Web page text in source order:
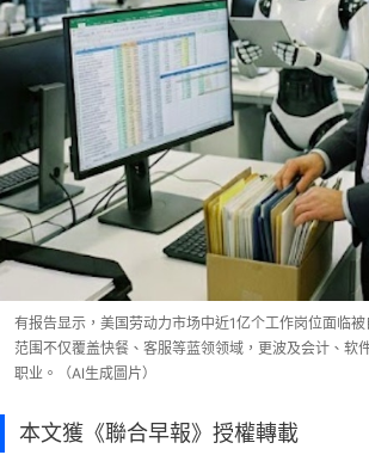
有报告显示，美国劳动力市场中近1亿个工作岗位面临
范围不仅覆盖快餐、客服等蓝领领域，更波及会计、软
职业。（AI生成圖片）
本文獲《聯合早報》授權轉載